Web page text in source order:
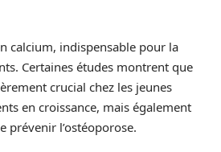
calcium, indispensable pour la
Certaines études montrent que
crucial chez les jeunes
en croissance, mais également
prévenir l’ostéoporose.